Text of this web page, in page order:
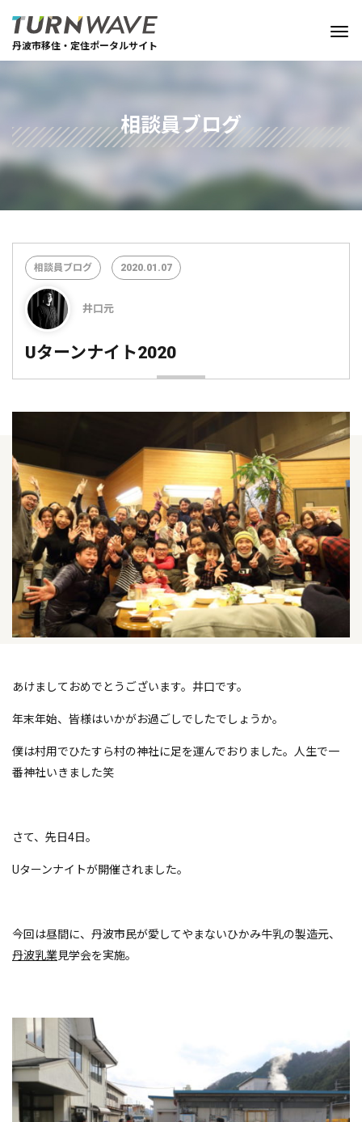
丹波市移住・定住ポータルサイト
相談員ブログ
相談員ブログ 2020.01.07
井口元
Uターンナイト2020
あけましておめでとうございます。井口です。
年末年始、皆様はいかがお過ごしでしたでしょうか。
僕は村用でひたすら村の神社に足を運んでおりました。人生で一
番神社いきました笑
さて、先日4日。
Uターンナイトが開催されました。
今回は昼間に、丹波市民が愛してやまないひかみ牛乳の製造元、
丹波乳業見学会を実施。